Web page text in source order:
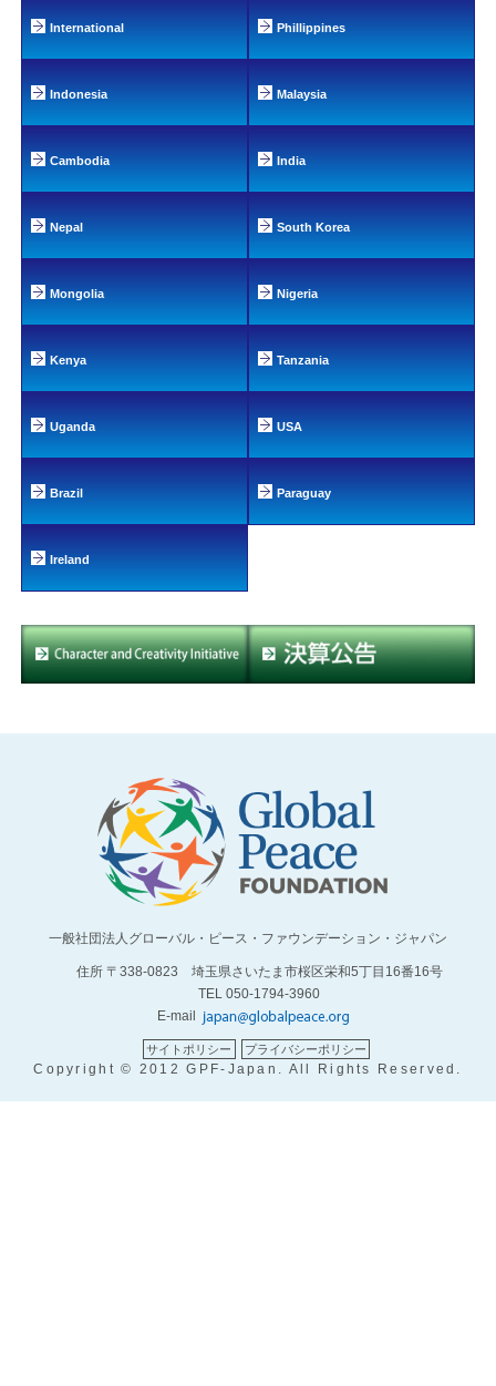
International Phillippines
Indonesia Malaysia
Cambodia India
Nepal South Korea
Mongolia Nigeria
Kenya Tanzania
Uganda USA
Brazil Paraguay
Ireland
一般社団法人グローバル・ピース・ファウンデーション・ジャパン
住所 〒338-0823 埼玉県さいたま市桜区栄和5丁目16番16号
TEL 050-1794-3960
E-mail
サイトポリシー
プライバシーポリシー
Copyright © 2012 GPF-Japan. All Rights Reserved.